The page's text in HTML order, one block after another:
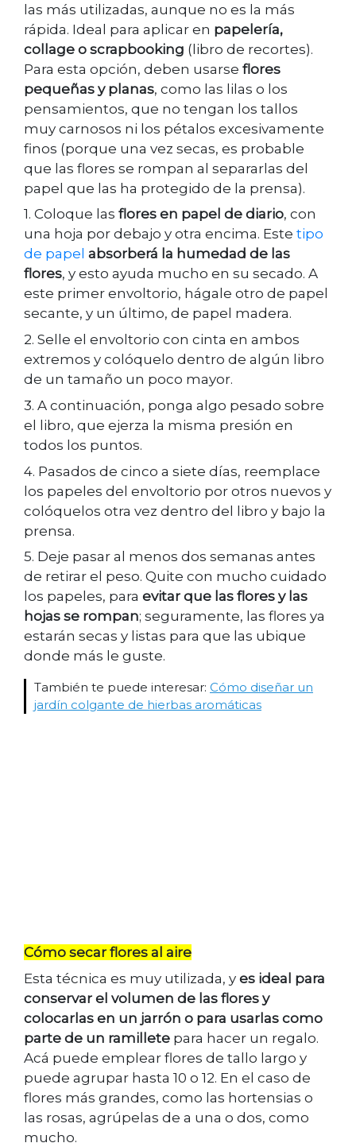
las más utilizadas, aunque no es la más
rápida. Ideal para aplicar en papelería,
collage o scrapbooking (libro de recortes).
Para esta opción, deben usarse flores
pequeñas y planas, como las lilas o los
pensamientos, que no tengan los tallos
muy carnosos ni los pétalos excesivamente
finos (porque una vez secas, es probable
que las flores se rompan al separarlas del
papel que las ha protegido de la prensa).
1. Coloque las flores en papel de diario, con
una hoja por debajo y otra encima. Este tipo
de papel absorberá la humedad de las
flores, y esto ayuda mucho en su secado. A
este primer envoltorio, hágale otro de papel
secante, y un último, de papel madera.
2. Selle el envoltorio con cinta en ambos
extremos y colóquelo dentro de algún libro
de un tamaño un poco mayor.
3. A continuación, ponga algo pesado sobre
el libro, que ejerza la misma presión en
todos los puntos.
4. Pasados de cinco a siete días, reemplace
los papeles del envoltorio por otros nuevos y
colóquelos otra vez dentro del libro y bajo la
prensa.
5. Deje pasar al menos dos semanas antes
de retirar el peso. Quite con mucho cuidado
los papeles, para evitar que las flores y las
hojas se rompan; seguramente, las flores ya
estarán secas y listas para que las ubique
donde más le guste.
También te puede interesar: Cómo diseñar un
jardín colgante de hierbas aromáticas
Cómo secar flores al aire
Esta técnica es muy utilizada, y es ideal para
conservar el volumen de las flores y
colocarlas en un jarrón o para usarlas como
parte de un ramillete para hacer un regalo.
Acá puede emplear flores de tallo largo y
puede agrupar hasta 10 o 12. En el caso de
flores más grandes, como las hortensias o
las rosas, agrúpelas de a una o dos, como
mucho.